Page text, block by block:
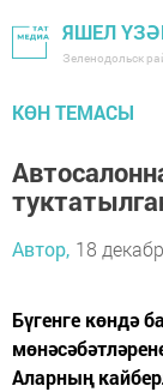
ЯШЕЛ
Зеленодольск
КӨН ТЕМАСЫ
Автор, 18
Бүгенге көндә
Аларның